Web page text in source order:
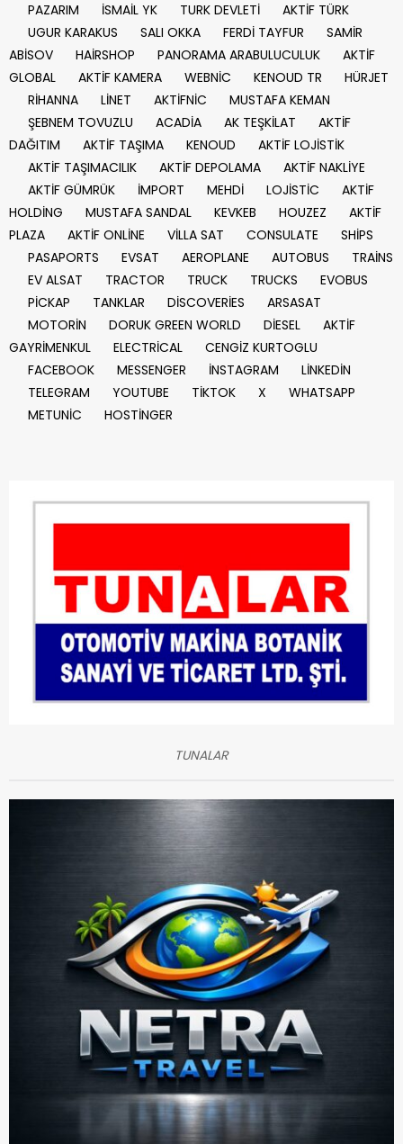
PAZARIM
İSMAİL YK TURK DEVLETİ
AKTİF TÜRK
UGUR KARAKUS
SALI OKKA FERDİ TAYFUR
SAMİR
ABİSOV
HAİRSHOP PANORAMA ARABULUCULUK
AKTİF
GLOBAL
AKTİF KAMERA WEBNİC KENOUD TR
HÜRJET
RİHANNA
LİNET AKTİFNİC
MUSTAFA KEMAN
ŞEBNEM TOVUZLU
ACADİA AK TEŞKİLAT
AKTİF
DAĞITIM
AKTİF TAŞIMA KENOUD
AKTİF LOJİSTİK
AKTİF TAŞIMACILIK
AKTİF DEPOLAMA
AKTİF NAKLİYE
AKTİF GÜMRÜK
İMPORT MEHDİ LOJİSTİC
AKTİF
HOLDİNG
MUSTAFA SANDAL KEVKEB HOUZEZ
AKTİF
PLAZA
AKTİF ONLİNE VİLLA SAT CONSULATE
SHİPS
PASAPORTS
EVSAT AEROPLANE AUTOBUS
TRAİNS
EV ALSAT
TRACTOR TRUCK TRUCKS
EVOBUS
PİCKAP
TANKLAR DİSCOVERİES
ARSASAT
MOTORİN
DORUK GREEN WORLD DİESEL
AKTİF
GAYRİMENKUL
ELECTRİCAL
CENGİZ KURTOGLU
FACEBOOK
MESSENGER İNSTAGRAM
LİNKEDİN
TELEGRAM
YOUTUBE TİKTOK X
WHATSAPP
METUNİC
HOSTİNGER
TUNALAR